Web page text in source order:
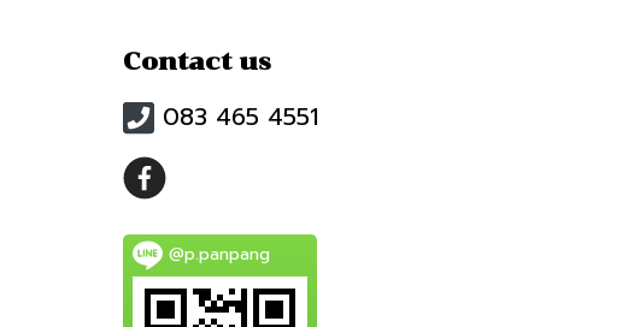
Contact us
083 465 4551
@p.panpang